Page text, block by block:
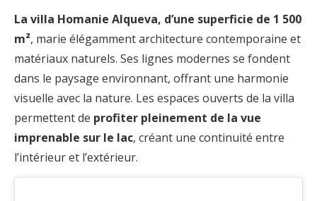
La villa Homanie Alqueva, d’une superficie de 1 500
m², marie élégamment architecture contemporaine et
matériaux naturels. Ses lignes modernes se fondent
dans le paysage environnant, offrant une harmonie
visuelle avec la nature. Les espaces ouverts de la villa
permettent de profiter pleinement de la vue
imprenable sur le lac, créant une continuité entre
l’intérieur et l’extérieur.